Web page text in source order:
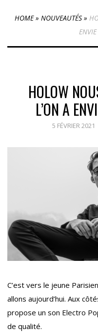
HOME» NOUVEAUTÉS »
HOLOW
L’ON A
5 FÉVRIER 2021
C’est vers le jeune
allons aujourd’hui. Aux
propose un son Electro
de qualité.